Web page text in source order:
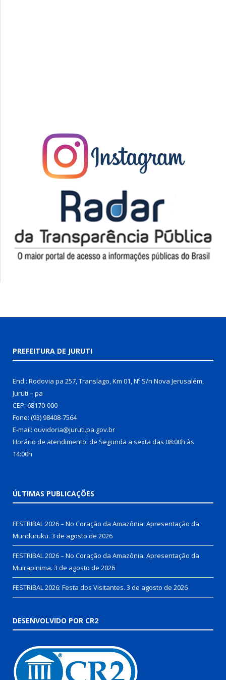
PREFEITURA DE JURUTI
End.: Rodovia pa 257, Translago, Km 01, Nº S/n Nova Jerusalém,
Juruti – pa
CEP: 68170-000
Fone: (93) 98408-7564
E-mail: ouvidoria@juruti.pa.gov.br
Horário de atendimento: de Segunda a sexta das 08:00h às
14:00h
ÚLTIMAS PUBLICAÇÕES
FESTRIBAL 2026 – No Coração da Amazônia. Apresentação da
Munduruku. 3 de agosto de 2026
FESTRIBAL 2026 – No Coração da Amazônia. Apresentação da
Muirapinima. 3 de agosto de 2026
FESTRIBAL 2026: Festa dos Visitantes. 3 de agosto de 2026
DESENVOLVIDO POR CR2